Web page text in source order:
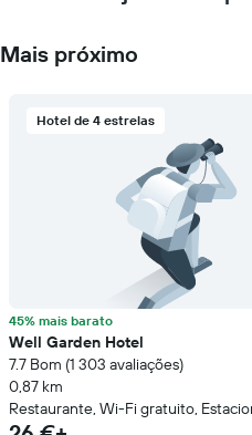
numa
Mais próximo
Hotel de 4 estrelas
45% mais barato
Well Garden Hotel
7.7 Bom (1 303 avaliações)
0,87 km
Restaurante, Wi-Fi gratuito,